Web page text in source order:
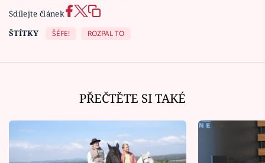
Sdílejte článek
ŠTÍTKY
ŠÉFE! ROZPAL TO
PŘEČTĚTE SI TAKÉ